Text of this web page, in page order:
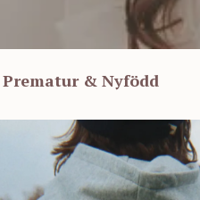
Prematur & Nyfödd